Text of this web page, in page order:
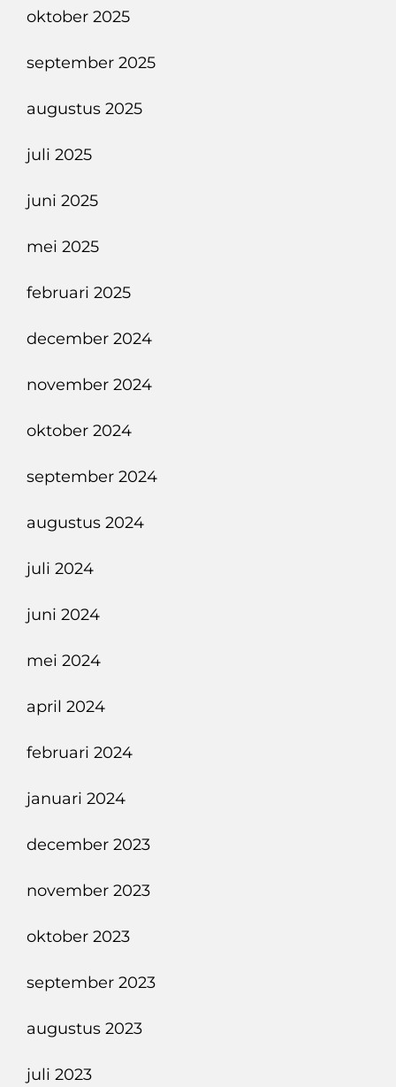
oktober 2025
september 2025
augustus 2025
juli 2025
juni 2025
mei 2025
februari 2025
december 2024
november 2024
oktober 2024
september 2024
augustus 2024
juli 2024
juni 2024
mei 2024
april 2024
februari 2024
januari 2024
december 2023
november 2023
oktober 2023
september 2023
augustus 2023
juli 2023